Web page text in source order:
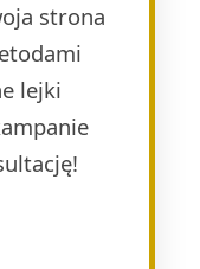
strona
lejki